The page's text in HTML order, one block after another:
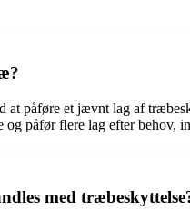
at påføre et jævnt lag af
påfør flere lag efter behov,
med